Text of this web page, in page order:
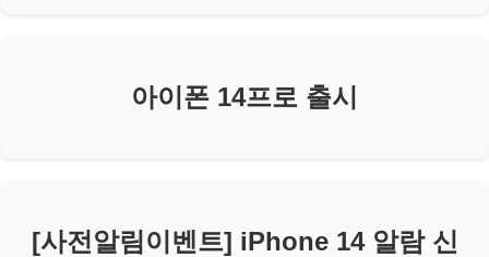
아이폰 14프로 출시
[사전알림이벤트] iPhone 14 알람 신